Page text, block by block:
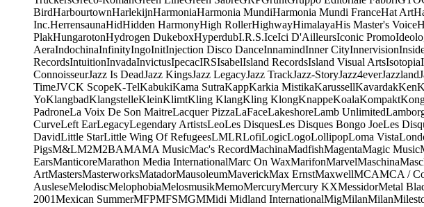
BirdHarbourtownHarlekijnHarmoniaHarmonia MundiHarmonia Mundi FranceHat Art
Inc.HerrensaunaHidHidden HarmonyHigh RollerHighwayHimalayaHis Master's Voice
PlakHungarotonHydrogen DukeboxHyperdubI.R.S.IceIci D'AilleursIconic Promo
AeraIndochinaInfinityIngoInitInjection Disco DanceInnamindInner CityInnervision
RecordsIntuitionInvadaInvictusIpecacIRSIsabelIsland RecordsIsland Visual ArtsIsotopia
ConnoisseurJazz Is DeadJazz KingsJazz LegacyJazz TrackJazz-StoryJazz4everJazzland
TimeJVCK ScopeK-TelKabukiKama SutraKappKarkia MistikaKarussellKavardakKen
YoKlangbadKlangstelleKleinKlimtKling KlangKling KlongKnappeKoalaKompakt
PadroneLa Voix De Son MaitreLacquer PizzaLaFaceLakeshoreLamb Unlimited
CurveLeft EarLegacyLegendary ArtistsLeoLes DisquesLes Disques Bongo JoeLes
DavidLittle StarLittle Wing Of RefugeesLMLRLofiLogicLogoLollipopLoma Vista
PigsM&LM2M2BAMAMA MusicMac's RecordMachinaMadfishMagentaMagic Music
EarsManticoreMarathon Media InternationalMarc On WaxMarifonMarvelMaschina
ArtMastersMasterworksMatadorMausoleumMaverickMax ErnstMaxwellMCAMCA /
AusleseMelodiscMelophobiaMelosmusikMemoMercuryMercury KXMessidorMetal
2001Mexican SummerMFPMFSMGMMidi Midland InternationalMigMilanMilan